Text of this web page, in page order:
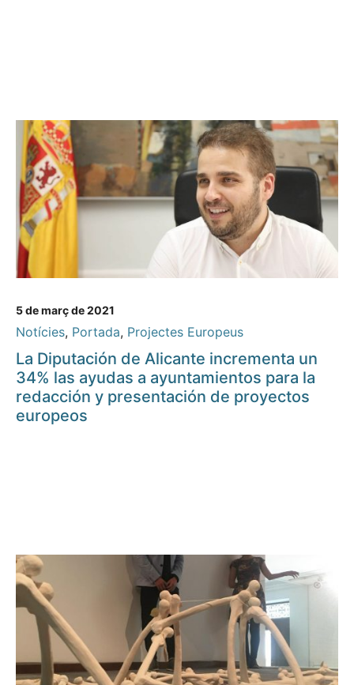
5 de març de 2021
Notícies, Portada, Projectes Europeus
La Diputación de Alicante incrementa un
34% las ayudas a ayuntamientos para la
redacción y presentación de proyectos
europeos